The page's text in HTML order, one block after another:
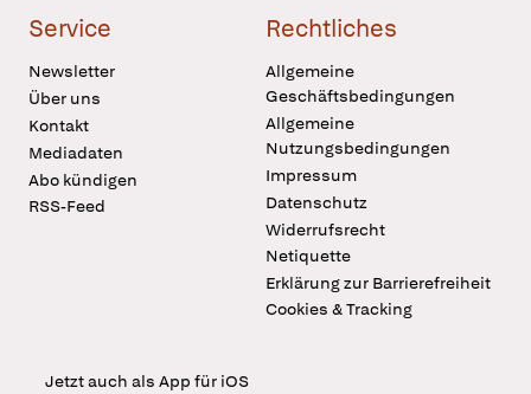
Service
Newsletter
Über uns
Kontakt
Mediadaten
Abo kündigen
RSS-Feed
Rechtliches
Allgemeine
Geschäftsbedingungen
Allgemeine
Nutzungsbedingungen
Impressum
Datenschutz
Widerrufsrecht
Netiquette
Erklärung zur Barrierefreiheit
Cookies & Tracking
Jetzt auch als App für iOS